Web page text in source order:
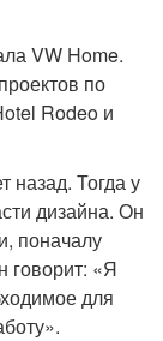
VW Home.
по
Rodeo и
назад. Тогда у
дизайна. Он
поначалу
говорит: «Я
для